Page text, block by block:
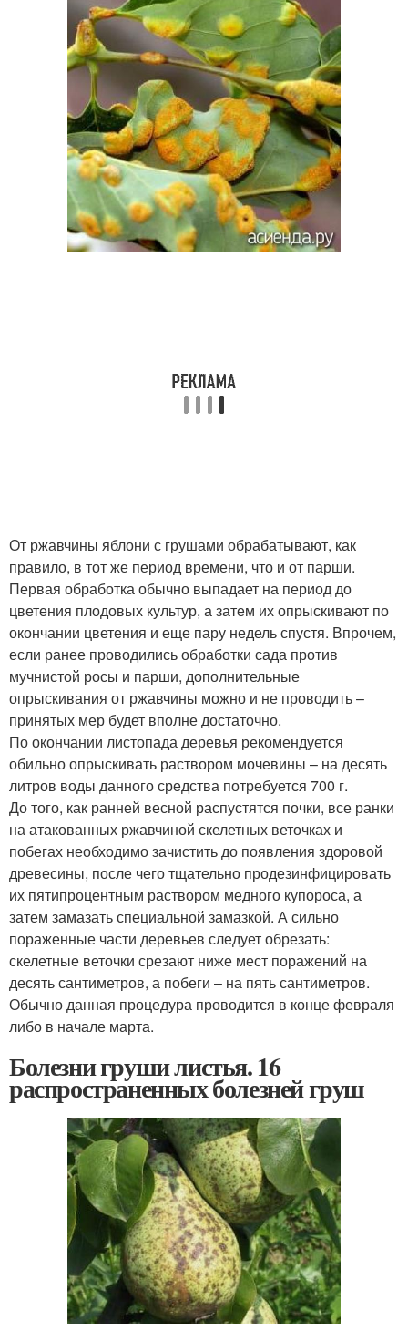
От ржавчины яблони с грушами обрабатывают, как
правило, в тот же период времени, что и от парши.
Первая обработка обычно выпадает на период до
цветения плодовых культур, а затем их опрыскивают по
окончании цветения и еще пару недель спустя. Впрочем,
если ранее проводились обработки сада против
мучнистой росы и парши, дополнительные
опрыскивания от ржавчины можно и не проводить –
принятых мер будет вполне достаточно.
По окончании листопада деревья рекомендуется
обильно опрыскивать раствором мочевины – на десять
литров воды данного средства потребуется 700 г.
До того, как ранней весной распустятся почки, все ранки
на атакованных ржавчиной скелетных веточках и
побегах необходимо зачистить до появления здоровой
древесины, после чего тщательно продезинфицировать
их пятипроцентным раствором медного купороса, а
затем замазать специальной замазкой. А сильно
пораженные части деревьев следует обрезать:
скелетные веточки срезают ниже мест поражений на
десять сантиметров, а побеги – на пять сантиметров.
Обычно данная процедура проводится в конце февраля
либо в начале марта.
Болезни груши листья. 16
распространенных болезней груш